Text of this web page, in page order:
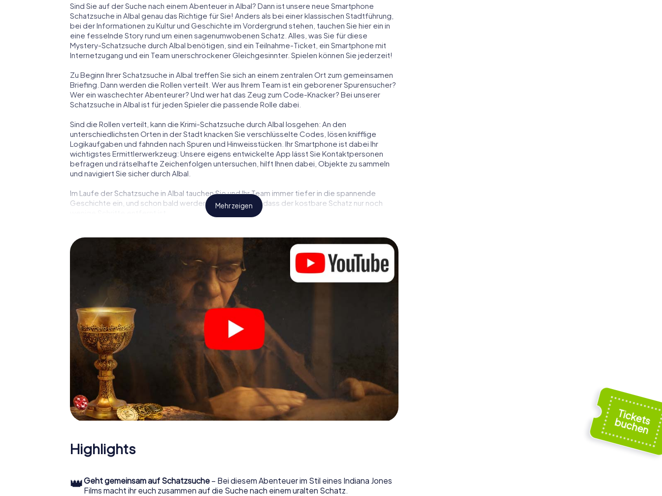
Sind Sie auf der Suche nach einem Abenteuer in Albal? Dann ist unsere neue Smartphone
Schatzsuche in Albal genau das Richtige für Sie! Anders als bei einer klassischen Stadtführung,
bei der Informationen zu Kultur und Geschichte im Vordergrund stehen, tauchen Sie hier ein in
eine fesselnde Story rund um einen sagenumwobenen Schatz. Alles, was Sie für diese
Mystery-Schatzsuche durch Albal benötigen, sind ein Teilnahme-Ticket, ein Smartphone mit
Internetzugang und ein Team unerschrockener Gleichgesinnter. Spielen können Sie jederzeit!
Zu Beginn Ihrer Schatzsuche in Albal treffen Sie sich an einem zentralen Ort zum gemeinsamen
Briefing. Dann werden die Rollen verteilt. Wer aus Ihrem Team ist ein geborener Spurensucher?
Wer ein waschechter Abenteurer? Und wer hat das Zeug zum Code-Knacker? Bei unserer
Schatzsuche in Albal ist für jeden Spieler die passende Rolle dabei.
Sind die Rollen verteilt, kann die Krimi-Schatzsuche durch Albal losgehen: An den
unterschiedlichsten Orten in der Stadt knacken Sie verschlüsselte Codes, lösen knifflige
Logikaufgaben und fahnden nach Spuren und Hinweisstücken. Ihr Smartphone ist dabei Ihr
wichtigstes Ermittlerwerkzeug: Unsere eigens entwickelte App lässt Sie Kontaktpersonen
befragen und rätselhafte Zeichenfolgen untersuchen, hilft Ihnen dabei, Objekte zu sammeln
und navigiert Sie sicher durch Albal.
Im Laufe der Schatzsuche in Albal tauchen Sie und Ihr Team immer tiefer in die spannende
Geschichte ein, und schon bald werden Sie feststellen, dass der kostbare Schatz nur noch
Mehr zeigen
Highlights
👑Geht gemeinsam auf Schatzsuche – Bei diesem Abenteuer im Stil eines Indiana Jones
Films macht ihr euch zusammen auf die Suche nach einem uralten Schatz.